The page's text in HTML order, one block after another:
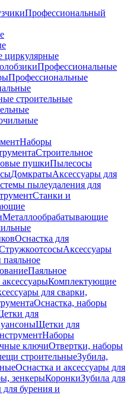
Профессиональный
циркулярные
Профессиональные
Профессиональные
строительные
Наборы
Строительное
пушкиПылесосы
ДомкратыАксессуары для
пылеудаления для
Станки и
Металлообрабатывающие
Оснастка для
Аксессуары
Паяльное
Комплектующие
для сварки,
Оснастка, наборы
для
Щетки для
Наборы
ключиОтвертки, наборы
строительныеЗубила,
Оснастка и аксессуары для
зенкерыКоронкиЗубила для
для бурения и